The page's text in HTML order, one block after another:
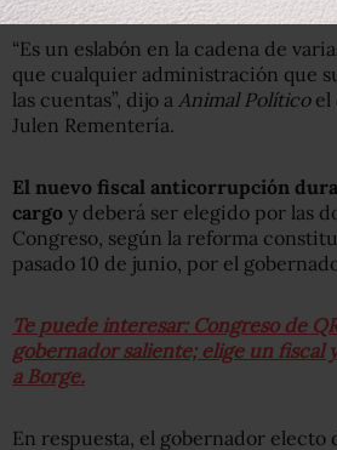
“Es un eslabón en la cadena de
que cualquier administración que
las cuentas”, dijo a Animal Políticoel
Julen Rementería.
El nuevo fiscal anticorrupción
cargo y deberá ser elegido por las
Congreso, según la reforma
pasado 10 de junio, por el
Te puede interesar: Congreso de
gobernador saliente; elige un fiscal
a Borge.
En respuesta, el gobernador electo